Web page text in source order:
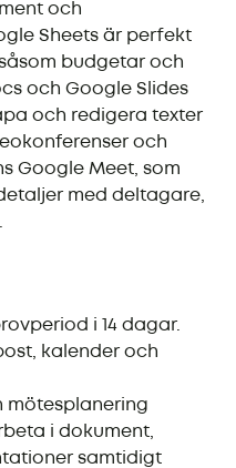
och
Sheets är perfekt
budgetar och
och Google Slides
och redigera texter
och
Google Meet, som
med deltagare,
i 14 dagar.
kalender och
mötesplanering
i dokument,
samtidigt